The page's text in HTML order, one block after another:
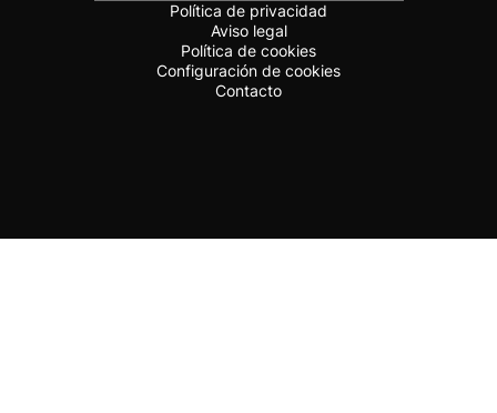
Política de privacidad
Aviso legal
Política de cookies
Configuración de cookies
Contacto